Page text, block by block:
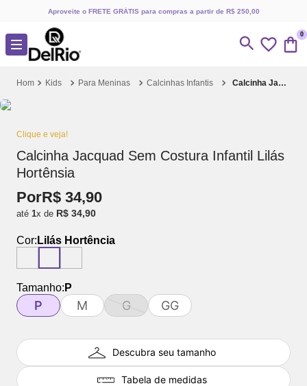
Aproveite o FRETE GRÁTIS para compras a partir de R$ 250,00
0
Kids Para Meninas Calcinhas Infantis Calcinha Jacquad Sem Costura Infantil Lilás Hortênsia
Clique e veja!
Calcinha Jacquad Sem Costura Infantil Lilás
Hortênsia
PorR$ 34,90
até 1x de R$ 34,90
Cor: Lilás Hortência
Tamanho: P
P M G GG
Descubra seu tamanho
Tabela de medidas